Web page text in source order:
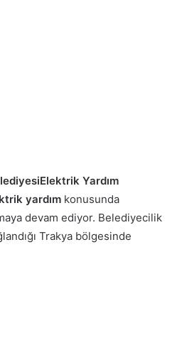
Yardım
yardım konusunda
devam ediyor. Belediyecilik
Trakya bölgesinde